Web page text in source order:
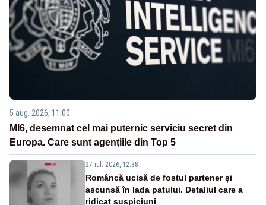
5 aug. 2026, 11:00
MI6, desemnat cel mai puternic serviciu secret din
Europa. Care sunt agenţiile din Top 5
27 iul. 2026, 12:38
Româncă ucisă de fostul partener și
ascunsă în lada patului. Detaliul care a
ridicat suspiciuni